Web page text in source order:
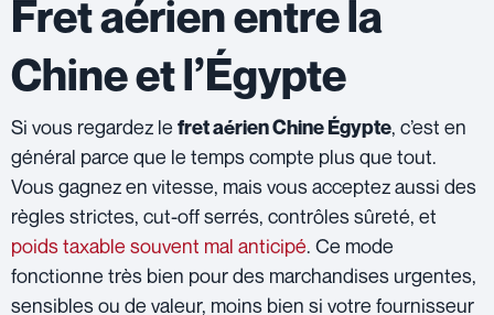
Fret aérien entre la
Chine et l’Égypte
Si vous regardez le fret aérienChine Égypte, c’est en
général parce que le temps compte plus que tout.
Vous gagnez en vitesse, mais vous acceptez aussi des
règles strictes, cut-off serrés, contrôles sûreté, et
poids taxable souvent mal anticipé. Ce mode
fonctionne très bien pour des marchandises urgentes,
sensibles ou de valeur, moins bien si votre fournisseur